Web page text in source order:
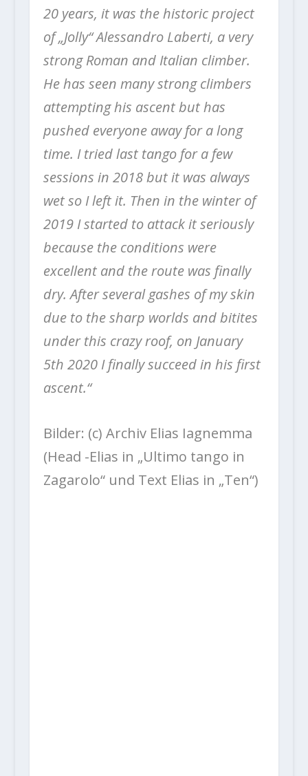
20 years, it was the historic project
of „Jolly“ Alessandro Laberti, a very
strong Roman and Italian climber.
He has seen many strong climbers
attempting his ascent but has
pushed everyone away for a long
time. I tried last tango for a few
sessions in 2018 but it was always
wet so I left it. Then in the winter of
2019 I started to attack it seriously
because the conditions were
excellent and the route was finally
dry. After several gashes of my skin
due to the sharp worlds and bitites
under this crazy roof, on January
5th 2020 I finally succeed in his first
ascent.“
Bilder: (c) Archiv Elias Iagnemma
(Head -Elias in „Ultimo tango in
Zagarolo“ und Text Elias in „Ten“)